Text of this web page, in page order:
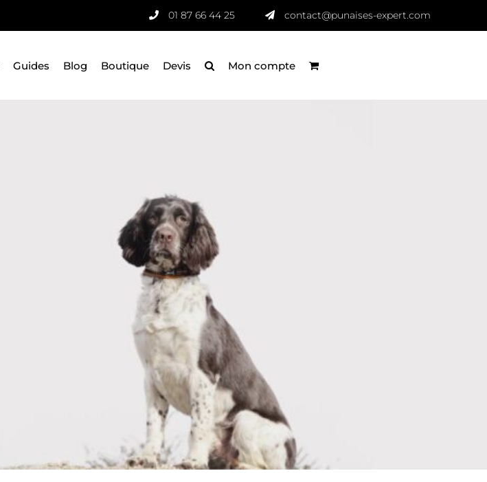
01 87 66 44 25 contact@punaises-expert.com
Guides Blog Boutique Devis Mon compte